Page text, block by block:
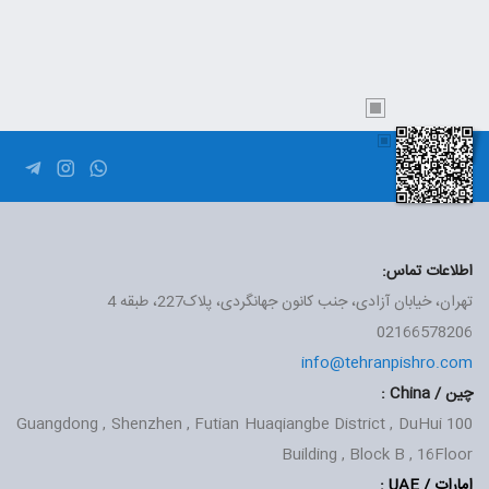
اطلاعات تماس:
تهران، خیابان آزادی، جنب کانون جهانگردی، پلاک227، طبقه 4
02166578206
info@tehranpishro.com
چین / China :
Guangdong , Shenzhen , Futian Huaqiangbe District , DuHui 100
Building , Block B , 16Floor